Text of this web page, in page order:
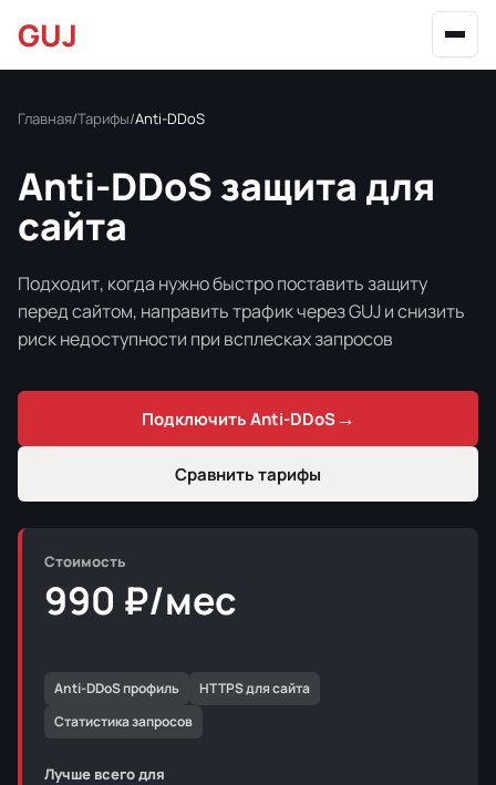
GUJ
Главная Тарифы Anti-DDoS
Anti-DDoS защита для
сайта
Подходит, когда нужно быстро поставить защиту
перед сайтом, направить трафик через GUJ и снизить
риск недоступности при всплесках запросов
Подключить Anti-DDoS→
Сравнить тарифы
Стоимость
990 ₽/мес
Anti-DDoS профиль
HTTPS для сайта
Статистика запросов
Лучше всего для